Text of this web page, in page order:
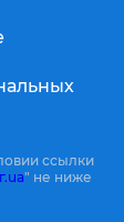
ссылки
" не ниже